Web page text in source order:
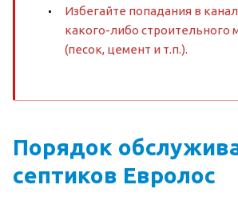
Избегайте попадания в
какого-либо строительного
(песок, цемент и т.п.).
Порядок
септиков Евролос